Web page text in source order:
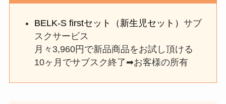
BELK-S firstセット（新生児セット）サブ
スクサービス
月々3,960円で新品商品をお試し頂ける
10ヶ月でサブスク終了➡︎お客様の所有